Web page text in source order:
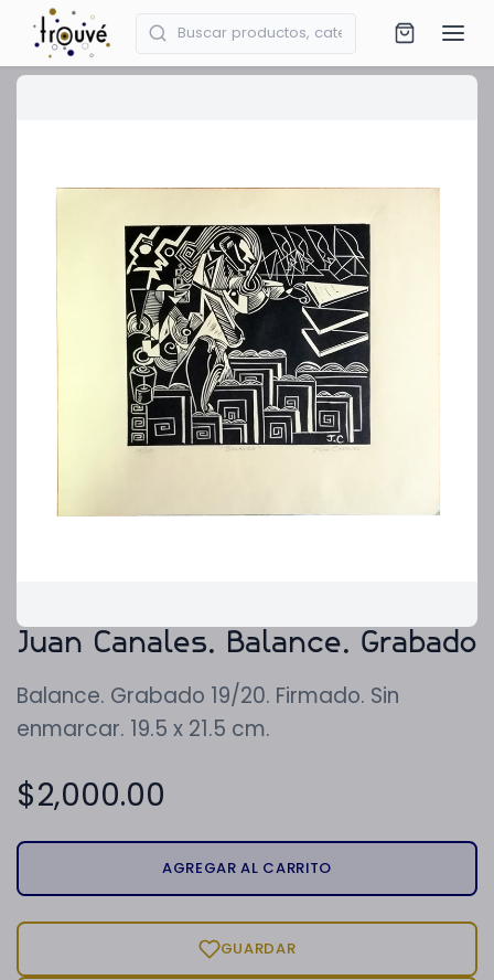
Juan Canales. Balance. Grabado
Balance. Grabado 19/20. Firmado. Sin
enmarcar. 19.5 x 21.5 cm.
$2,000.00
AGREGAR AL CARRITO
GUARDAR